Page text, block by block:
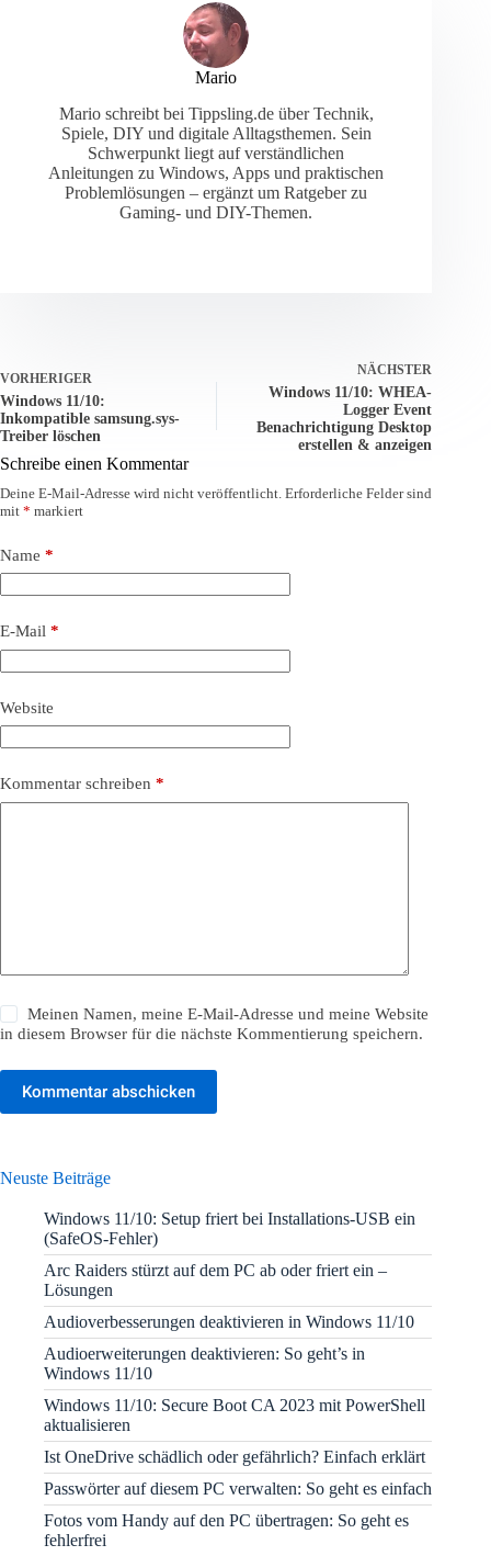
Mario
Mario schreibt bei Tippsling.de über Technik,
Spiele, DIY und digitale Alltagsthemen. Sein
Schwerpunkt liegt auf verständlichen
Anleitungen zu Windows, Apps und praktischen
Problemlösungen – ergänzt um Ratgeber zu
Gaming- und DIY-Themen.
VORHERIGER
Windows 11/10:
Inkompatible samsung.sys-
Treiber löschen
NÄCHSTER
Windows 11/10: WHEA-
Logger Event
Benachrichtigung Desktop
erstellen & anzeigen
Schreibe einen Kommentar
Deine E-Mail-Adresse wird nicht veröffentlicht. Erforderliche Felder sind
mit * markiert
Name *
E-Mail *
Website
Kommentar schreiben *
Meinen Namen, meine E-Mail-Adresse und meine Website
in diesem Browser für die nächste Kommentierung speichern.
Kommentar abschicken
Neuste Beiträge
Windows 11/10: Setup friert bei Installations-USB ein
(SafeOS-Fehler)
Arc Raiders stürzt auf dem PC ab oder friert ein –
Lösungen
Audioverbesserungen deaktivieren in Windows 11/10
Audioerweiterungen deaktivieren: So geht’s in
Windows 11/10
Windows 11/10: Secure Boot CA 2023 mit PowerShell
aktualisieren
Ist OneDrive schädlich oder gefährlich? Einfach erklärt
Passwörter auf diesem PC verwalten: So geht es einfach
Fotos vom Handy auf den PC übertragen: So geht es
fehlerfrei